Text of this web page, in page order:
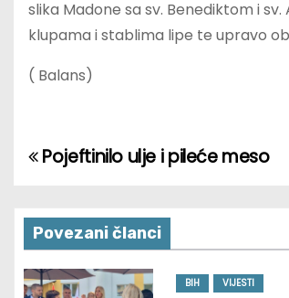
slika Madone sa sv. Benediktom i
klupama i stablima lipe te upravo
( Balans)
P
s
t
Pojeftinilo ulje i pileće meso
Povezani članci
BIH VIJESTI